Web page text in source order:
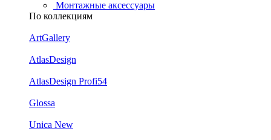
Монтажные аксессуары
По коллекциям
ArtGallery
AtlasDesign
AtlasDesign Profi54
Glossa
Unica New